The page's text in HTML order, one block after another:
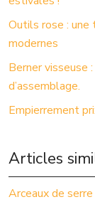
Outils rose : une
modernes
Berner visseuse
d’assemblage.
Empierrement
Articles
Arceaux de